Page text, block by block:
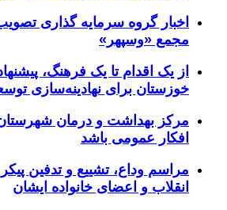
مجمع «وسپهر»
از یک اقدام تا یک فرهنگ،
خوزستان برای نهادینه‌سازی
مرکز بهداشت و درمان
افکار عمومی باشد
مراسم وداع، تشییع و تدفین
انقلاب و اعضای خانواده ایشان